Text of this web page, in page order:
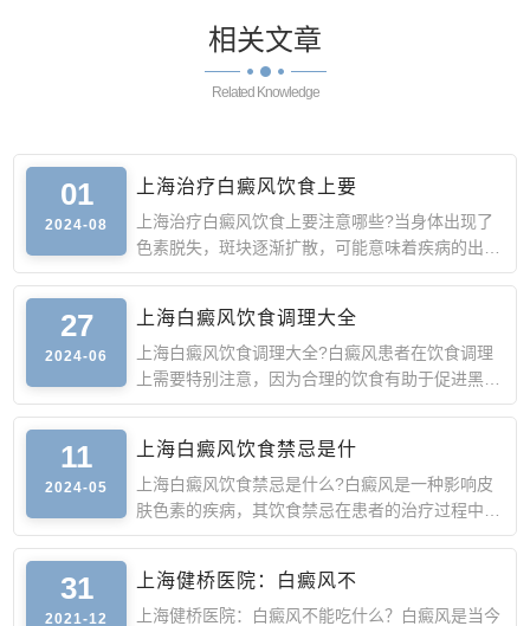
相关文章
Related Knowledge
01
2024-08
上海治疗白癜风饮食上要
上海治疗白癜风饮食上要注意哪些?当身体出现了
色素脱失，斑块逐渐扩散，可能意味着疾病的出
现。这种皮肤病被称
27
2024-06
上海白癜风饮食调理大全
上海白癜风饮食调理大全?白癜风患者在饮食调理
上需要特别注意，因为合理的饮食有助于促进黑色
素细胞的生成，进
11
2024-05
上海白癜风饮食禁忌是什
上海白癜风饮食禁忌是什么?白癜风是一种影响皮
肤色素的疾病，其饮食禁忌在患者的治疗过程中起
着重要的作用。合
31
2021-12
上海健桥医院：白癜风不
上海健桥医院：白癜风不能吃什么？白癜风是当今